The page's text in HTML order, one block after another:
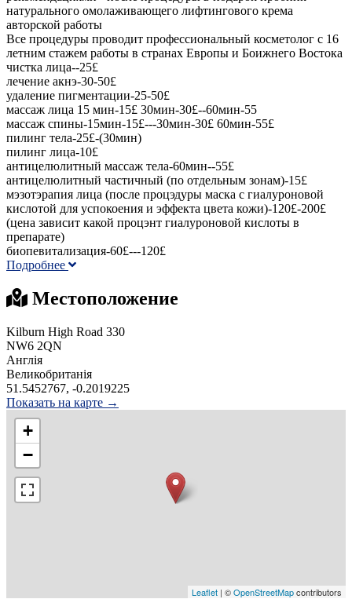
натурального омолаживающего лифтингового крема
авторской работы
Все процедуры проводит профессиональный косметолог с 16
летним стажем работы в странах Европы и Боижнего Востока
чистка лица--25£
лечение акнэ-30-50£
удаление пигментации-25-50£
массаж лица 15 мин-15£ 30мин-30£--60мин-55
массаж спины-15мин-15£---30мин-30£ 60мин-55£
пилинг тела-25£-(30мин)
пилинг лица-10£
антицелюлитный массаж тела-60мин--55£
антицелюлитный частичный (по отдельным зонам)-15£
мэзотэрапия лица (после процэдуры маска с гиалуроновой
кислотой для успокоения и эффекта цвета кожи)-120£-200£
(цена зависит какой процэнт гиалуроновой кислоты в
препарате)
биопевитализация-60£---120£
Подробнее
Местоположение
Kilburn High Road 330
NW6 2QN
Англія
Великобританія
51.5452767, -0.2019225
Показать на карте →
+
−
Leaflet | ©OpenStreetMapcontributors